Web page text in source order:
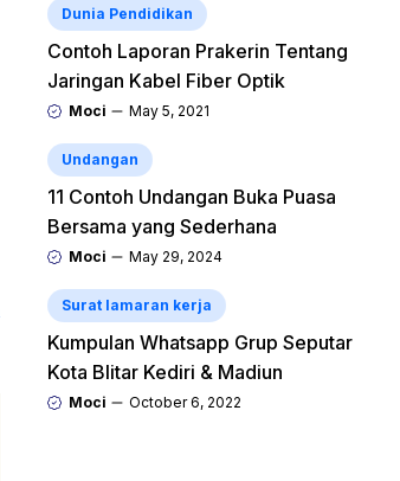
Dunia Pendidikan
Contoh Laporan Prakerin Tentang
Jaringan Kabel Fiber Optik
Moci May 5, 2021
Undangan
11 Contoh Undangan Buka Puasa
Bersama yang Sederhana
Moci May 29, 2024
Surat lamaran kerja
Kumpulan Whatsapp Grup Seputar
Kota Blitar Kediri & Madiun
Moci October 6, 2022